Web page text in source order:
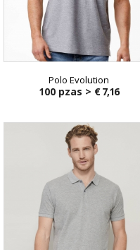
Polo Evolution
100 pzas > € 7,16